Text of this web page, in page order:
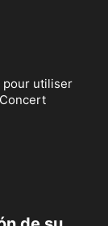
pour utiliser